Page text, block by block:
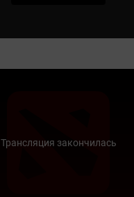
Трансляция закончилась